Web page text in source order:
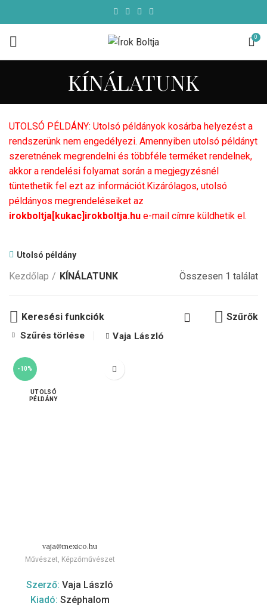
0
KÍNÁLATUNK
UTOLSÓ PÉLDÁNY: Utolsó példányok kosárba helyezést a
rendszerünk nem engedélyezi. Amennyiben utolsó példányt
szeretnének megrendelni és többféle terméket rendelnek,
akkor a rendelési folyamat során a megjegyzésnél
tüntethetik fel ezt az információt.Kizárólagos, utolsó
példányos megrendeléseiket az
irokboltja[kukac]irokboltja.hu e-mail címre küldhetik el.
Utolsó példány
Kezdőlap KÍNÁLATUNK Összesen 1 találat
Keresési funkciók Szűrők
Szűrés törlése Vaja László
-10%
vaja@mexico.hu
Művészet, Képzőművészet
Szerző: Vaja László
Kiadó: Széphalom